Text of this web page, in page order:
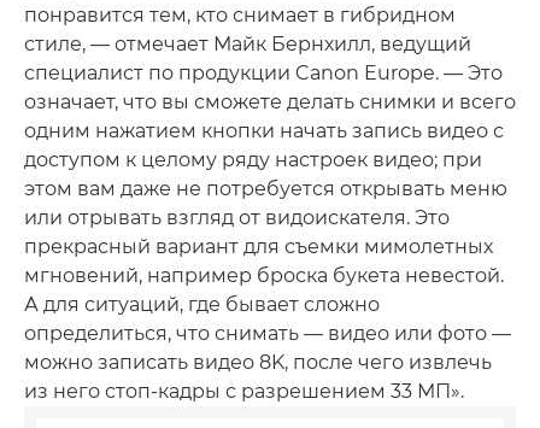
понравится тем, кто снимает в гибридном
стиле, — отмечает Майк Бернхилл, ведущий
специалист по продукции Canon Europe. — Это
означает, что вы сможете делать снимки и всего
одним нажатием кнопки начать запись видео с
доступом к целому ряду настроек видео; при
этом вам даже не потребуется открывать меню
или отрывать взгляд от видоискателя. Это
прекрасный вариант для съемки мимолетных
мгновений, например броска букета невестой.
А для ситуаций, где бывает сложно
определиться, что снимать — видео или фото —
можно записать видео 8K, после чего извлечь
из него стоп-кадры с разрешением 33 МП».